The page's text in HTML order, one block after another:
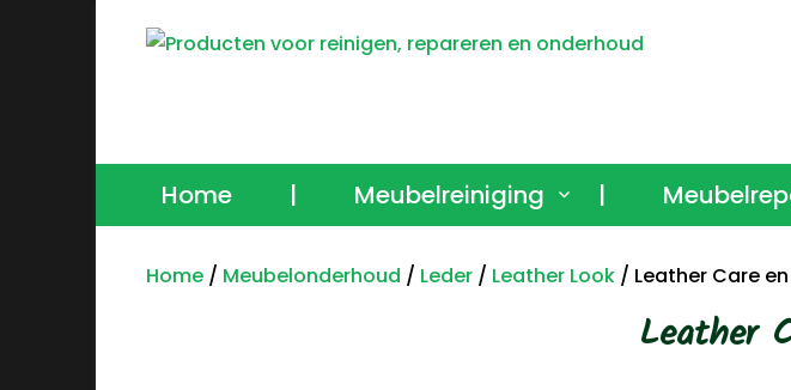
Home | Meubelreiniging |
Home/ Meubelonderhoud / Leder/ Leather Look/ Leather Care
Leather